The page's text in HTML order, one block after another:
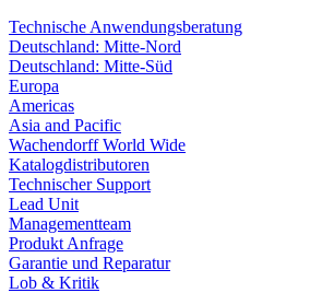
Technische Anwendungsberatung
Deutschland: Mitte-Nord
Deutschland: Mitte-Süd
Europa
Americas
Asia and Pacific
Wachendorff World Wide
Katalogdistributoren
Technischer Support
Lead Unit
Managementteam
Produkt Anfrage
Garantie und Reparatur
Lob & Kritik